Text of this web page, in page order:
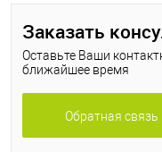
Заказать
Оставьте Ваши
ближайшее время
Обратная связь